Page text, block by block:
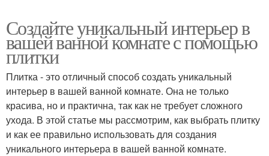
Создайте уникальный интерьер в
вашей ванной комнате с помощью
плитки
Плитка - это отличный способ создать уникальный
интерьер в вашей ванной комнате. Она не только
красива, но и практична, так как не требует сложного
ухода. В этой статье мы рассмотрим, как выбрать плитку
и как ее правильно использовать для создания
уникального интерьера в вашей ванной комнате.